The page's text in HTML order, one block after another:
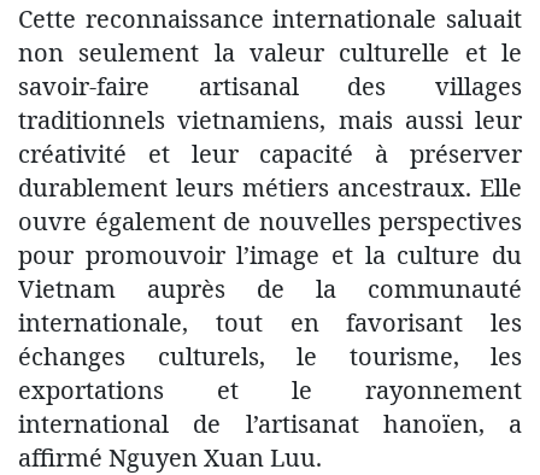
Cette reconnaissance internationale saluait
non seulement la valeur culturelle et le
savoir-faire artisanal des villages
traditionnels vietnamiens, mais aussi leur
créativité et leur capacité à préserver
durablement leurs métiers ancestraux. Elle
ouvre également de nouvelles perspectives
pour promouvoir l’image et la culture du
Vietnam auprès de la communauté
internationale, tout en favorisant les
échanges culturels, le tourisme, les
exportations et le rayonnement
international de l’artisanat hanoïen, a
affirmé Nguyen Xuan Luu.